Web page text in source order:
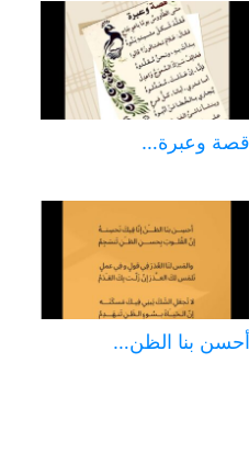
قصة وعبرة…
أحسن بنا الظن…